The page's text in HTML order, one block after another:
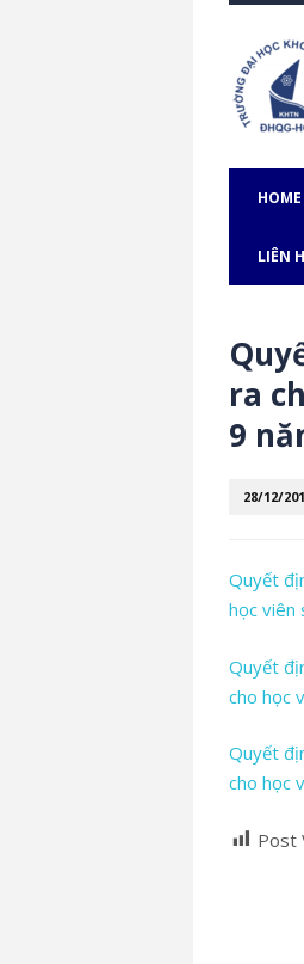
HOME
LIÊN
ra
9
28/12/
Quyết
học viên
Quyết
cho học
Quyết
cho học
Post